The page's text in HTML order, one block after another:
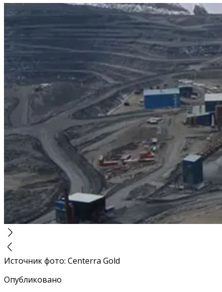
Источник фото: Centerra Gold
Опубликовано